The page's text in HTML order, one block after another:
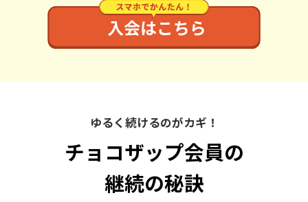
ゆるく続けるのがカギ！
チョコザップ会員の
継続の秘訣